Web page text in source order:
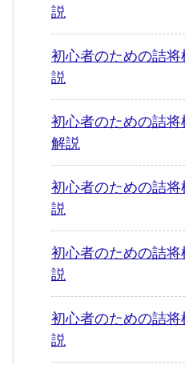
説
初心者のための詰
説
初心者のための詰
解説
初心者のための詰
説
初心者のための詰
説
初心者のための詰
説